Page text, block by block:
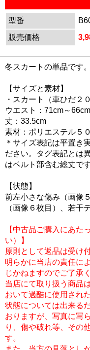
型番
販売価格
冬スカートの単品です。
【サイズと素材】
・スカート（車ひだ２
ウエスト：71cm～
丈：33.5cm
素材：ポリエステル５
＊サイズ表記は平置き
ださい。タグ表記とは
はベルト部含む総丈です
【状態】
前左小さな傷み（画像
（画像６枚目）、若干
【中古品ご購入にあた
い）】
原則として返品は受け
明らかに当店の責任に
じかねますのでご了承
当店にて取り扱う商品
おいて過酷に使用され
状態については出来る
おりますが、写真に写
り、傷や破れ等、その
す。